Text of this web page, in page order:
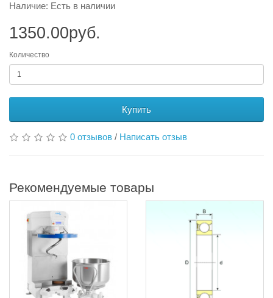
Наличие: Есть в наличии
1350.00руб.
Количество
Купить
0 отзывов / Написать отзыв
Рекомендуемые товары